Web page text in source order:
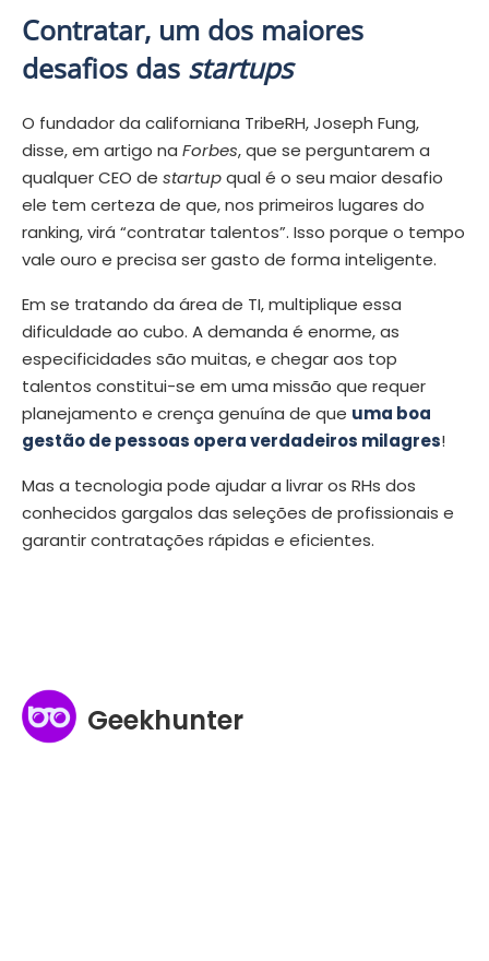
Contratar, um dos maiores
desafios das startups
O fundador da californiana TribeRH, Joseph Fung,
disse, em artigo na Forbes, que se perguntarem a
qualquer CEO de startupqual é o seu maior desafio
ele tem certeza de que, nos primeiros lugares do
ranking, virá “contratar talentos”. Isso porque o tempo
vale ouro e precisa ser gasto de forma inteligente.
Em se tratando da área de TI, multiplique essa
dificuldade ao cubo. A demanda é enorme, as
especificidades são muitas, e chegar aos top
talentos constitui-se em uma missão que requer
planejamento e crença genuína de que uma boa
gestão de pessoas opera verdadeiros milagres!
Mas a tecnologia pode ajudar a livrar os RHs dos
conhecidos gargalos das seleções de profissionais e
garantir contratações rápidas e eficientes.
Geekhunter